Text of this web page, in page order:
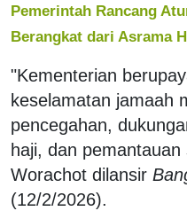
Pemerintah Rancang
Berangkat dari Asrama
"Kementerian
keselamatan jamaah
pencegahan,
haji, dan
Worachot dilansir
(12/2/2026).